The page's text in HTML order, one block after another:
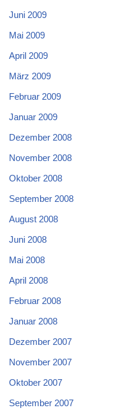
Juni 2009
Mai 2009
April 2009
März 2009
Februar 2009
Januar 2009
Dezember 2008
November 2008
Oktober 2008
September 2008
August 2008
Juni 2008
Mai 2008
April 2008
Februar 2008
Januar 2008
Dezember 2007
November 2007
Oktober 2007
September 2007